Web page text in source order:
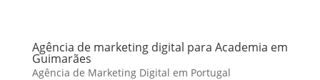
Agência de marketing digital para Academia em
Guimarães
Agência de Marketing Digital em Portugal